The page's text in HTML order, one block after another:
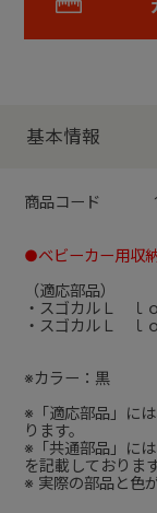
基本情報
商品コード
●ベビーカー用収納
（適応部品）
・スゴカルＬ ｌ
・スゴカルＬ ｌ
※カラー：黒
※「適応部品」に
ります。
※「共通部品」に
を記載しております
※ 実際の部品と色